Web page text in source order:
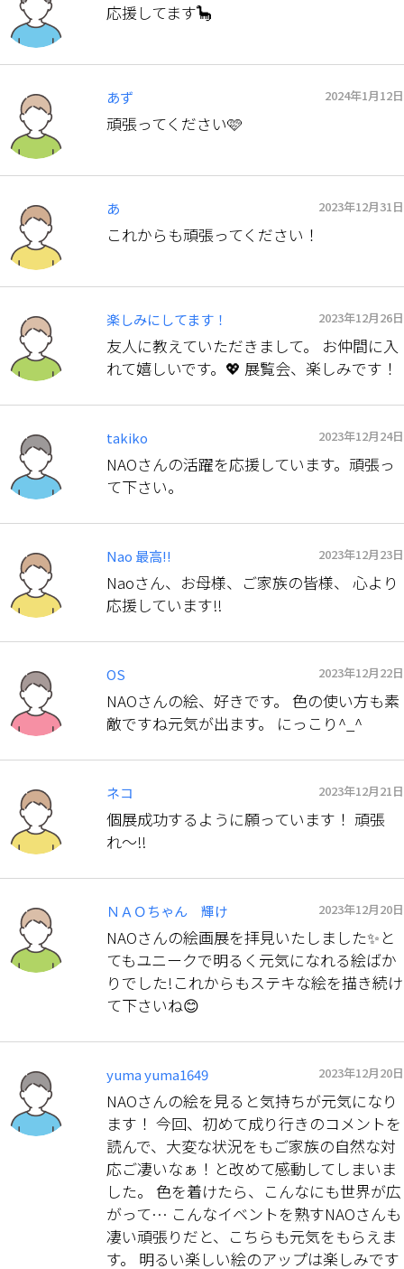
応援してます🦕
あず 2024年1月12日
頑張ってください🩷
あ 2023年12月31日
これからも頑張ってください！
楽しみにしてます！ 2023年12月26日
友人に教えていただきまして。 お仲間に入
れて嬉しいです。💖 展覧会、楽しみです！
takiko 2023年12月24日
NAOさんの活躍を応援しています。頑張っ
て下さい。
Nao 最高‼️ 2023年12月23日
Naoさん、お母様、ご家族の皆様、 心より
応援しています‼️
OS 2023年12月22日
NAOさんの絵、好きです。 色の使い方も素
敵ですね元気が出ます。 にっこり^_^
ネコ 2023年12月21日
個展成功するように願っています！ 頑張
れ〜‼️
ＮＡＯちゃん 輝け 2023年12月20日
NAOさんの絵画展を拝見いたしました✨と
てもユニークで明るく元気になれる絵ばか
りでした!これからもステキな絵を描き続け
て下さいね😊
yuma yuma1649 2023年12月20日
NAOさんの絵を見ると気持ちが元気になり
ます！ 今回、初めて成り行きのコメントを
読んで、大変な状況をもご家族の自然な対
応ご凄いなぁ！と改めて感動してしまいま
した。 色を着けたら、こんなにも世界が広
がって… こんなイベントを熟すNAOさんも
凄い頑張りだと、こちらも元気をもらえま
す。 明るい楽しい絵のアップは楽しみです